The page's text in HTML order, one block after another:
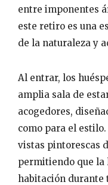
entre imponentes
este retiro es una
de la naturaleza y
Al entrar, los
amplia sala de
acogedores,
como para el
vistas pintorescas
permitiendo que
habitación durante